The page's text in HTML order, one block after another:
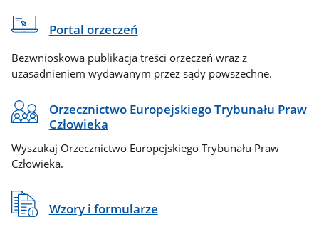
Portal orzeczeń
Bezwnioskowa publikacja treści orzeczeń wraz z
uzasadnieniem wydawanym przez sądy powszechne.
Orzecznictwo Europejskiego Trybunału Praw
Człowieka
Wyszukaj Orzecznictwo Europejskiego Trybunału Praw
Człowieka.
Wzory i formularze